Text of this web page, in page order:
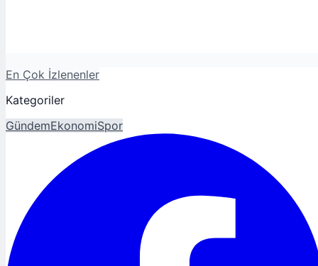
En Çok İzlenenler
Kategoriler
GündemEkonomiSpor